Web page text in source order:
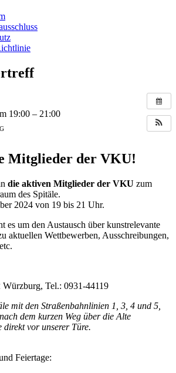
19:00 – 21:00
Mitglieder der VKU!
die aktiven Mitglieder der VKU zum
des Spitäle.
2024 von 19 bis 21 Uhr.
es um den Austausch über kunstrelevante
aktuellen Wettbewerben, Ausschreibungen,
Würzburg, Tel.: 0931-44119
mit den Straßenbahnlinien 1, 3, 4 und 5,
dem kurzen Weg über die Alte
direkt vor unserer Türe.
Feiertage: